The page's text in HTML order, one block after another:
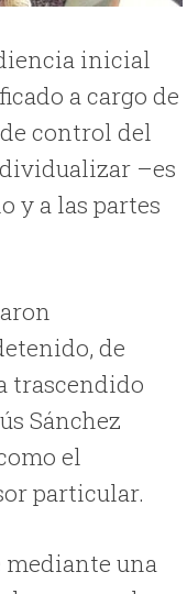
inicial
a cargo de
control del
–es
y a las partes
de
trascendido
Sánchez
el
particular.
mediante una